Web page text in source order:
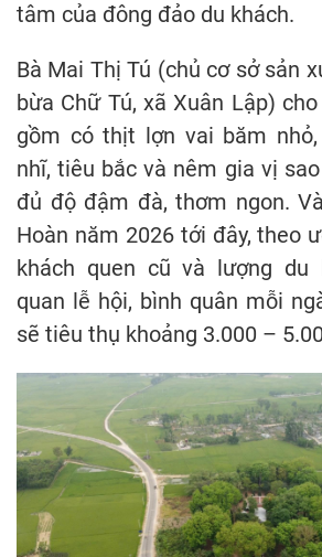
tâm của đông đảo du khách.
Bà Mai Thị Tú (chủ cơ sở sản
bừa Chữ Tú, xã Xuân Lập)
gồm có thịt lợn vai băm
nhĩ, tiêu bắc và nêm gia vị
đủ độ đậm đà, thơm ngon.
Hoàn năm 2026 tới đây, theo
khách quen cũ và lượng du
quan lễ hội, bình quân mỗi
sẽ tiêu thụ khoảng 3.000 –